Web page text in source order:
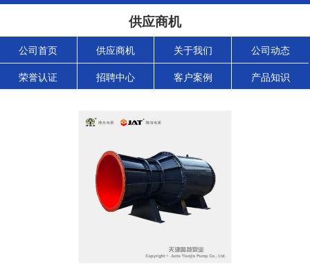
供应商机
公司首页 供应商机 关于我们 公司动态
荣誉认证 招聘中心 客户案例 产品知识